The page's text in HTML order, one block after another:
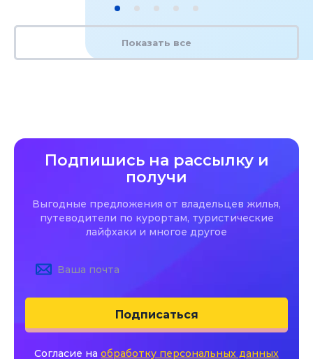
Показать все
Подпишись на рассылку и
получи
Выгодные предложения от владельцев жилья,
путеводители по курортам, туристические
лайфхаки и многое другое
Подписаться
Согласие на обработку персональных данных